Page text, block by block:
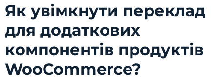
Як увімкнути переклад
для додаткових
компонентів продуктів
WooCommerce?